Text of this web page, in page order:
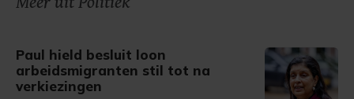
Paul hield besluit loon
arbeidsmigranten stil tot na
verkiezingen